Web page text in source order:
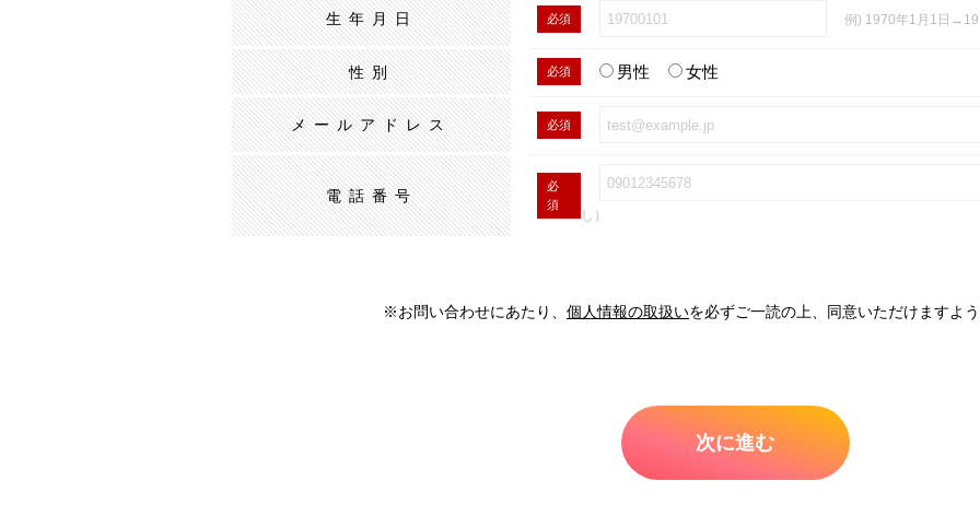
生年月日 必須 例) 1970年1月1日
性別 必須 男性 女性
メールアドレス 必須
電話番号
必
須
し）
※お問い合わせにあたり、 個人情報の取扱いを必ずご一読の上、同意いただけますよ